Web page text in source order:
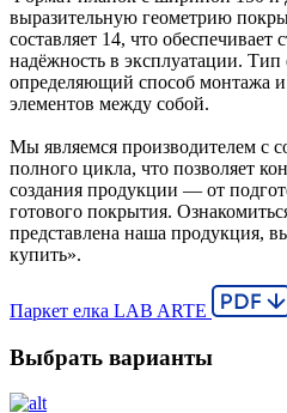
выразительную геометрию
составляет 14, что обеспечивает
надёжность в эксплуатации.
определяющий способ монтажа и
элементов между собой.
Мы являемся производителем с
полного цикла, что позволяет
создания продукции — от
готового покрытия.
представлена наша продукция,
купить».
Паркет елка LAB ARTE
Выбрать варианты